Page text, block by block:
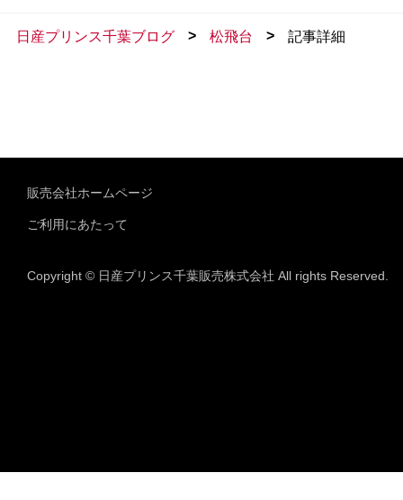
日産プリンス千葉ブログ > 松飛台 > 記事詳細
販売会社ホームページ
ご利用にあたって
Copyright © 日産プリンス千葉販売株式会社 All rights Reserved.